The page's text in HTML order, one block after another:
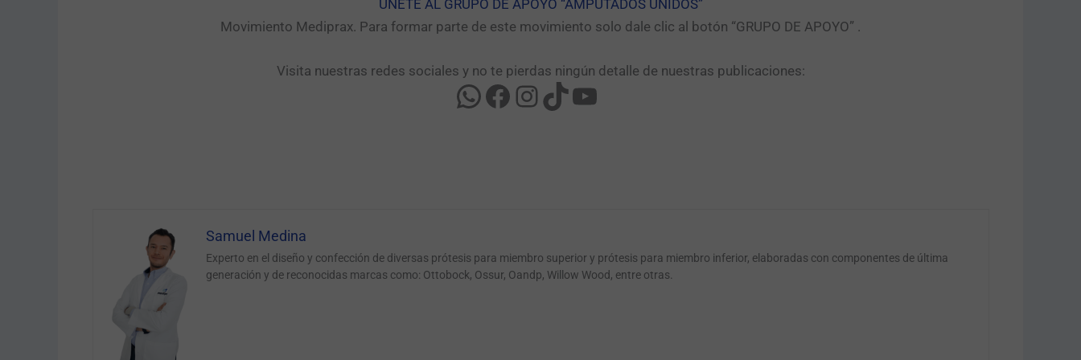
UNETE AL GRUPO DE APOYO “AMPUTADOS UNIDOS”​
Movimiento Mediprax. Para formar parte de este movimiento solo dale clic al botón “GRUPO DE APOYO” .​
Visita nuestras redes sociales y no te pierdas ningún detalle de nuestras publicaciones:
Samuel Medina
Experto en el diseño y confección de diversas prótesis para miembro superior y prótesis para miembro inferior, elaboradas con componentes de última
generación y de reconocidas marcas como: Ottobock, Ossur, Oandp, Willow Wood, entre otras.